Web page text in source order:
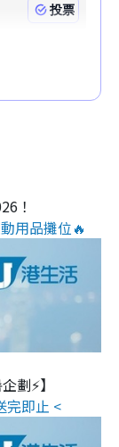
！
用品攤位🔥
劃⚡】
完即止 <